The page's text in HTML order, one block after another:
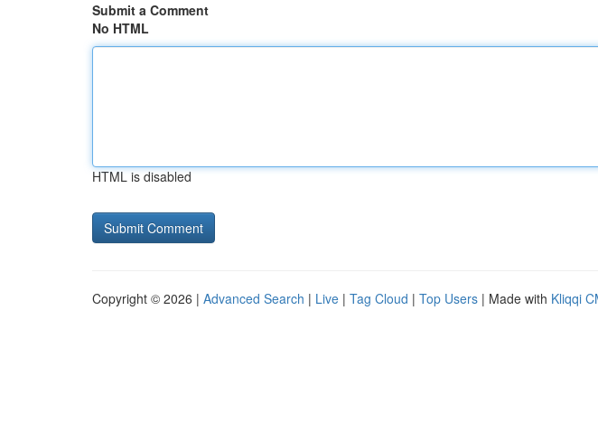
Submit a Comment
No HTML
HTML is disabled
Copyright © 2026 | Advanced Search | Live | Tag Cloud | Top Users | Made with Kliqqi